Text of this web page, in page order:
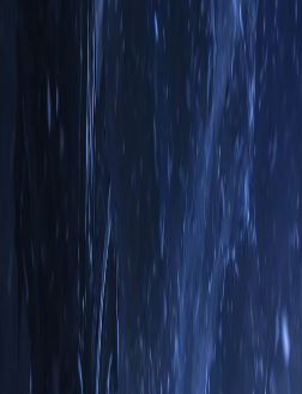
Сравнение Diablo 2:
Diablo IV — что выбрать
Подробное сравнение трёх
эндгейм, кооперация, цена
Лидия Тёмный
9 мая 2026 4м
Чародей
Билд «Убранство
Чародейа — Diablo 3,